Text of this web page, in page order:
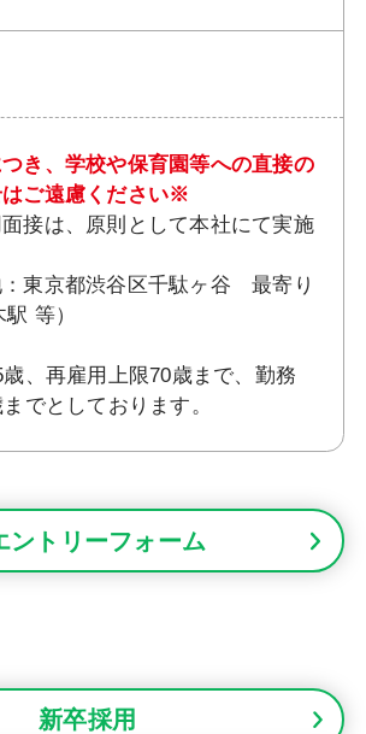
き、学校や保育園等への直接の
はご遠慮ください※
接は、原則として本社にて実施
：東京都渋谷区千駄ヶ谷 最寄り
等）
、再雇用上限70歳まで、勤務
でとしております。
ントリーフォーム
新卒採用